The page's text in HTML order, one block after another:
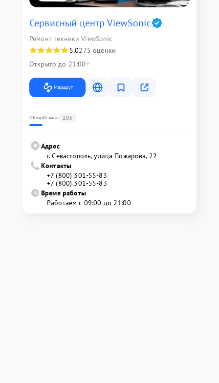
Сервисный центр ViewSonic
Ремонт техники ViewSonic
5,0275 оценки
Открыто до 21:00
Маршрут
ОбзорОтзывы 205
Адрес
г. Севастополь, улица Пожарова, 22
Контакты
+7 (800) 301-55-83
+7 (800) 301-55-83
Время работы
Работаем с 09:00 до 21:00